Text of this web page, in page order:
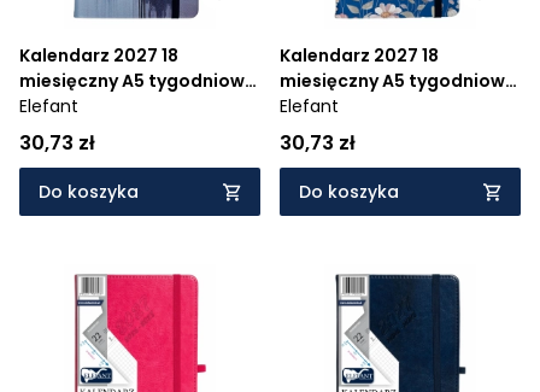
Kalendarz 2027 18
miesięczny A5 tygodniowy
Hip Hop - magnolia
Elefant
30,73 zł
Do koszyka
Kalendarz 2027 18
miesięczny A5 tygodniowy
Hip Hop - łączka
Elefant
30,73 zł
Do koszyka